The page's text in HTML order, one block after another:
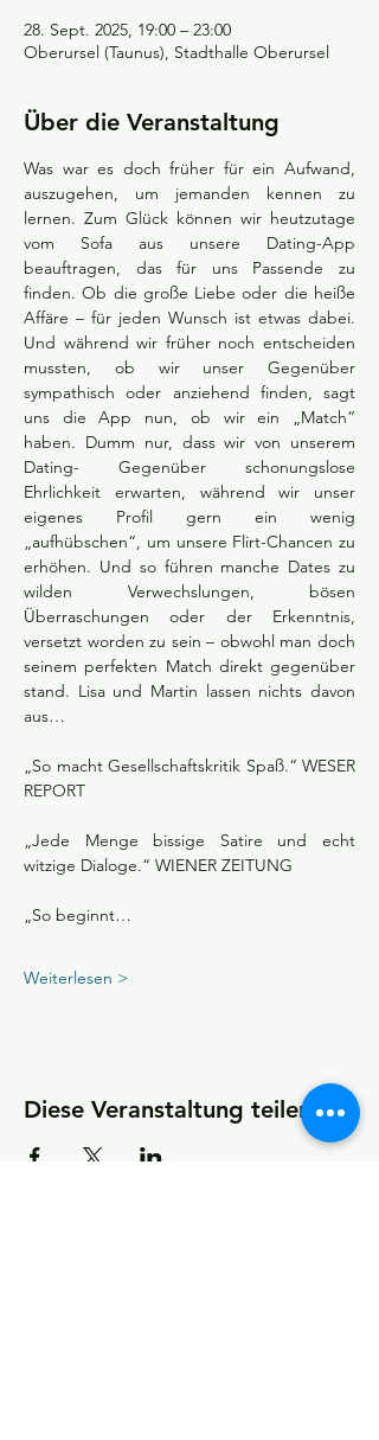
28. Sept. 2025, 19:00 – 23:00
Oberursel (Taunus), Stadthalle Oberursel
Über die Veranstaltung
Was war es doch früher für ein Aufwand,
auszugehen, um jemanden kennen zu
lernen. Zum Glück können wir heutzutage
vom Sofa aus unsere Dating-App
beauftragen, das für uns Passende zu
finden. Ob die große Liebe oder die heiße
Affäre – für jeden Wunsch ist etwas dabei.
Und während wir früher noch entscheiden
mussten, ob wir unser Gegenüber
sympathisch oder anziehend finden, sagt
uns die App nun, ob wir ein „Match“
haben. Dumm nur, dass wir von unserem
Dating- Gegenüber schonungslose
Ehrlichkeit erwarten, während wir unser
eigenes Profil gern ein wenig
„aufhübschen“, um unsere Flirt-Chancen zu
erhöhen. Und so führen manche Dates zu
wilden Verwechslungen, bösen
Überraschungen oder der Erkenntnis,
versetzt worden zu sein – obwohl man doch
seinem perfekten Match direkt gegenüber
stand. Lisa und Martin lassen nichts davon
aus…
„So macht Gesellschaftskritik Spaß.“ WESER
REPORT
„Jede Menge bissige Satire und echt
witzige Dialoge.“ WIENER ZEITUNG
„So beginnt…
Weiterlesen >
Diese Veranstaltung teilen